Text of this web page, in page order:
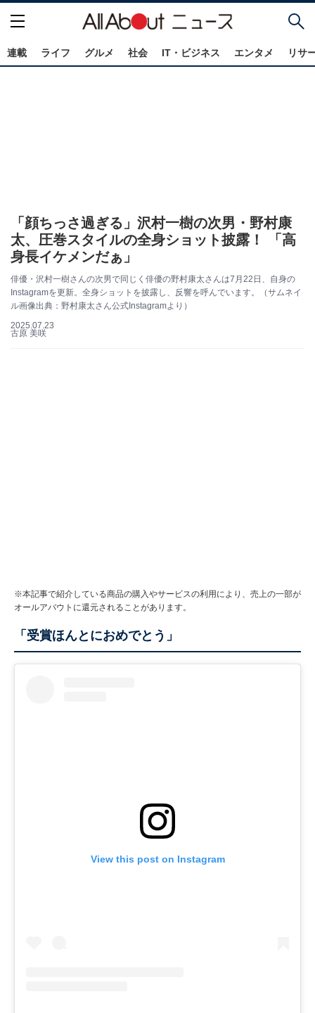
連載 ライフ グルメ 社会 IT・ビジネス エンタメ リサ
「顔ちっさ過ぎる」沢村一樹の次男・野村康
太、圧巻スタイルの全身ショット披露！ 「高
身長イケメンだぁ」
俳優・沢村一樹さんの次男で同じく俳優の野村康太さんは7月22日、自身の
Instagramを更新。全身ショットを披露し、反響を呼んでいます。（サムネイ
ル画像出典：野村康太さん公式Instagramより）
2025.07.23
古原 美咲
※本記事で紹介している商品の購入やサービスの利用により、売上の一部が
オールアバウトに還元されることがあります。
「受賞ほんとにおめでとう」
View this post on Instagram